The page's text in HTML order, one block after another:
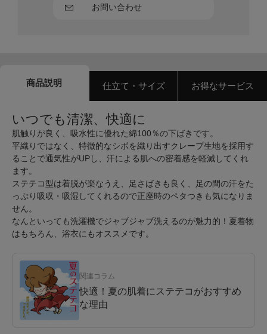
お問い合わせ
商品説明 仕立て・サイズ お得なサービス
いつでも清潔、快適に
肌触りが良く、吸水性に優れた綿100％の下ばきです。
平織りではなく、特徴的なシボを織り出すクレープ生地を採用す
ることで通気性がUPし、汗による肌への密着感を軽減してくれ
ます。
ステテコ型は着脱が楽なうえ、足さばきも良く、足の間の汗をた
っぷり吸収・吸湿してくれるので正座時のペタつきも気になりま
せん。
なんといっても洗濯機でジャブジャブ洗えるのが魅力的！夏着物
はもちろん、浴衣にもオススメです。
関連コラム
快適！夏の肌着にステテコがおすすめ
な理由